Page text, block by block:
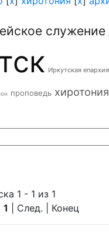
служение
Иркутская епархия
проповедь хиротония
1 - 1 из 1
1 | След. | Конец